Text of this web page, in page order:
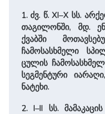
1. ძვ. წ. XI–X სს.
თაგილონში, მდ.
ქვაბში
ჩამოსასხმელი
ცულის
სეგმენტური
ნატეხი.
2. I–II სს.